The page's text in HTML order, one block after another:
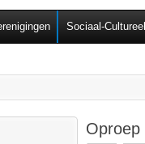
Sociaal-
Oproep